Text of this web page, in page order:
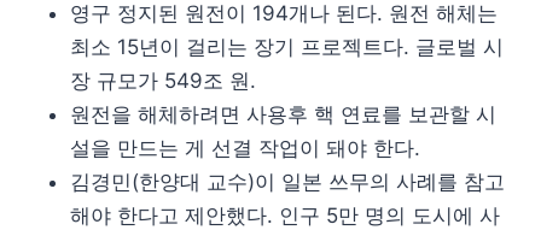
영구 정지된 원전이 194개나 된다. 원전 해체는
최소 15년이 걸리는 장기 프로젝트다. 글로벌 시
장 규모가 549조 원.
원전을 해체하려면 사용후 핵 연료를 보관할 시
설을 만드는 게 선결 작업이 돼야 한다.
김경민(한양대 교수)이 일본 쓰무의 사례를 참고
해야 한다고 제안했다. 인구 5만 명의 도시에 사